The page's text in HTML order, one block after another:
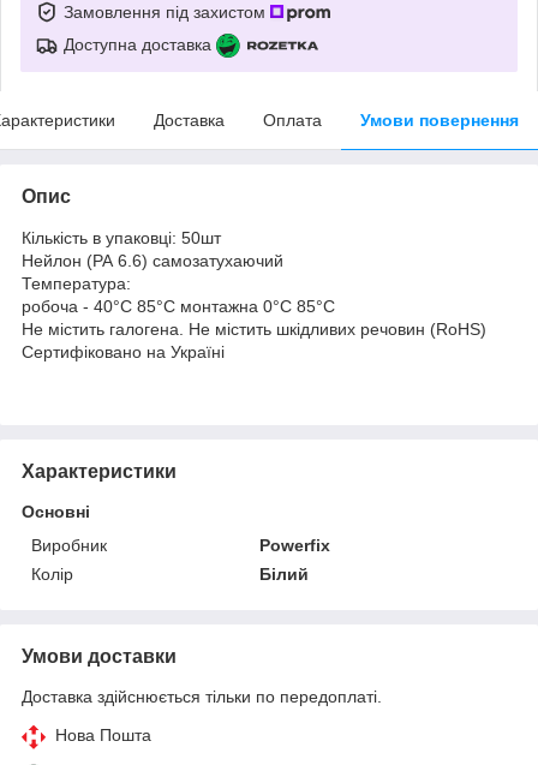
Замовлення під захистом
Доступна доставка
Доставка Оплата Умови повернення
Опис
Кількість в упаковці: 50шт
Нейлон (РА 6.6) самозатухаючий
Температура:
робоча - 40°С 85°С монтажна 0°C 85°C
Не містить галогена. Не містить шкідливих речовин (RoHS)
Сертифіковано на Україні
Характеристики
Основні
Виробник
Powerfix
Колір
Білий
Умови доставки
Доставка здійснюється тільки по передоплаті.
Нова Пошта